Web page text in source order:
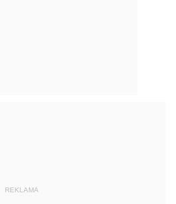
REKLAMA